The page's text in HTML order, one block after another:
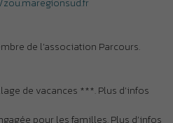
à recevoir l’aide aux vacances